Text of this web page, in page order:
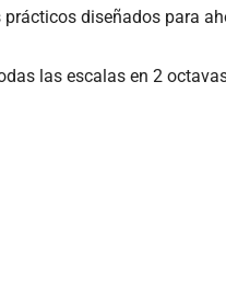
diseñados para
las escalas en 2